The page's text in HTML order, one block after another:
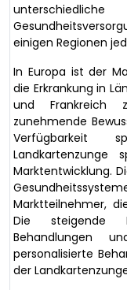
einigen Regionen
In Europa ist der
die Erkrankung in
und Frankreich
zunehmende
Verfügbarkeit
Marktentwicklung.
Marktteilnehmer,
Die steigende
Behandlungen
personalisierte
der